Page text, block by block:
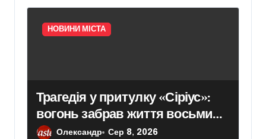
НОВИНИ МІСТА
Трагедія у притулку «Сіріус»:
вогонь забрав життя восьми
собакОлександр Сер 8, 2026